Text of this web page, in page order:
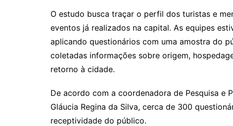
O estudo busca traçar o perfil dos turistas e
eventos já realizados na capital. As equipes
aplicando questionários com uma amostra do
coletadas informações sobre origem,
retorno à cidade.
De acordo com a coordenadora de Pesquisa e
Gláucia Regina da Silva, cerca de 300
receptividade do público.